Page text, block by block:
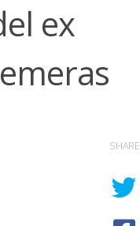
ex
SHARE